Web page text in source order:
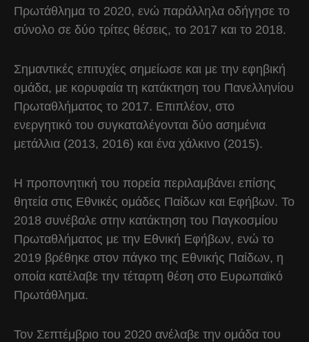
Πρωτάθλημα το 2020, ενώ παράλληλα οδήγησε το
σύνολο σε δύο τρίτες θέσεις, το 2017 και το 2018.
Σημαντικές επιτυχίες σημείωσε και με την εφηβική
ομάδα, με κορυφαία τη κατάκτηση του Πανελληνίου
Πρωταθλήματος το 2017. Επιπλέον, στο
ενεργητικό του συγκαταλέγονται δύο ασημένια
μετάλλια (2013, 2016) και ένα χάλκινο (2015).
Η προπονητική του πορεία περιλαμβάνει επίσης
θητεία στις Εθνικές ομάδες Παίδων και Εφήβων. Το
2018 συνέβαλε στην κατάκτηση του Παγκοσμίου
Πρωταθλήματος με την Εθνική Εφήβων, ενώ το
2019 βρέθηκε στον πάγκο της Εθνικής Παίδων, η
οποία κατέλαβε την τέταρτη θέση στο Ευρωπαϊκό
Πρωτάθλημα.
Τον Σεπτέμβριο του 2020 ανέλαβε την ομάδα του